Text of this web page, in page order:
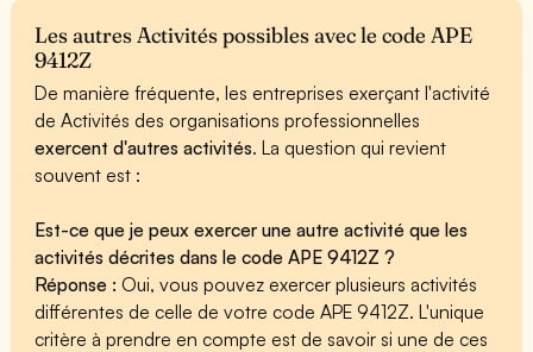
Les autres Activités possibles avec le code APE
9412Z
De manière fréquente, les entreprises exerçant l'activité
de Activités des organisations professionnelles
exercent d'autres activités. La question qui revient
souvent est :
Est-ce que je peux exercer une autre activité que les
activités décrites dans le code APE 9412Z ?
Réponse :Oui, vous pouvez exercer plusieurs activités
différentes de celle de votre code APE 9412Z. L'unique
critère à prendre en compte est de savoir si une de ces